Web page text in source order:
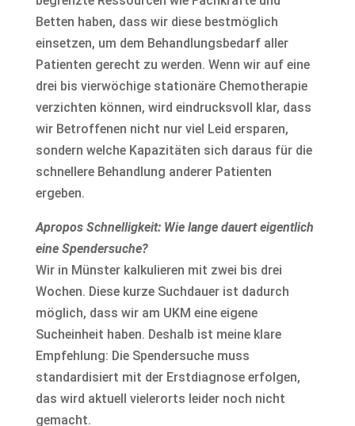
Betten haben, dass wir diese bestmöglich
einsetzen, um dem Behandlungsbedarf aller
Patienten gerecht zu werden. Wenn wir auf eine
drei bis vierwöchige stationäre Chemotherapie
verzichten können, wird eindrucksvoll klar, dass
wir Betroffenen nicht nur viel Leid ersparen,
sondern welche Kapazitäten sich daraus für die
schnellere Behandlung anderer Patienten
ergeben.
Apropos Schnelligkeit: Wie lange dauert eigentlich
eine Spendersuche?
Wir in Münster kalkulieren mit zwei bis drei
Wochen. Diese kurze Suchdauer ist dadurch
möglich, dass wir am UKM eine eigene
Sucheinheit haben. Deshalb ist meine klare
Empfehlung: Die Spendersuche muss
standardisiert mit der Erstdiagnose erfolgen,
das wird aktuell vielerorts leider noch nicht
gemacht.